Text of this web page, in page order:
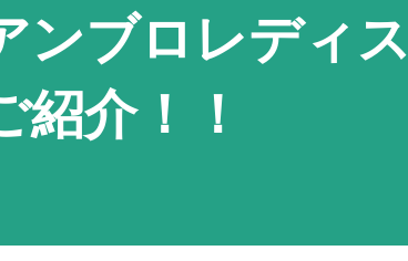
ンブロレディス
介！！